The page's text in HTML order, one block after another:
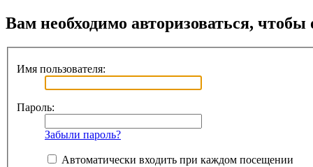
Вам необходимо авторизоваться,
Имя пользователя:
Пароль:
Забыли пароль?
Автоматически входить при каждом посещении